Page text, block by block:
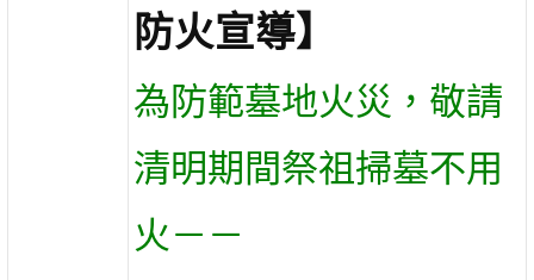
防火宣導】
為防範墓地火災，敬請
清明期間祭祖掃墓不用
火－－